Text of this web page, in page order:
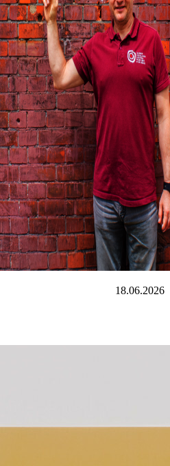
18.06.2026